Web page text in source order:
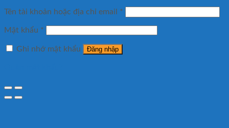
Tên tài khoản hoặc địa chỉ email *
Mật khẩu *
Ghi nhớ mật khẩu Đăng nhập